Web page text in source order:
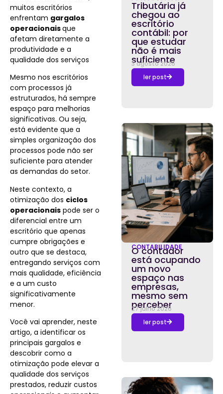
muitos escritórios
enfrentam gargalos
operacionaisque
afetam diretamente a
produtividade e a
qualidade dos serviços
Mesmo nos escritórios
com processos já
estruturados, há sempre
espaço para melhorias
significativas. Ou seja,
está evidente que a
simples organização dos
processos pode não ser
suficiente para atender
as demandas do setor.
Neste contexto, a
otimização dos ciclos
operacionais pode ser o
diferencial entre um
escritório que apenas
cumpre obrigações e
outro que se destaca,
entregando serviços com
mais qualidade, eficiência
e a um custo
significativamente
menor.
Você vai aprender, neste
artigo, a identificar os
principais gargalos e
descobrir como a
otimização pode elevar a
qualidade dos serviços
prestados, reduzir custos
Tributária já
chegou ao
escritório
contábil: por
que estudar
não é mais
suficiente
3 agosto 2026
ler post
CONTABILIDADE
O contador
está ocupando
um novo
espaço nas
empresas,
mesmo sem
perceber
27 julho 2026
ler post